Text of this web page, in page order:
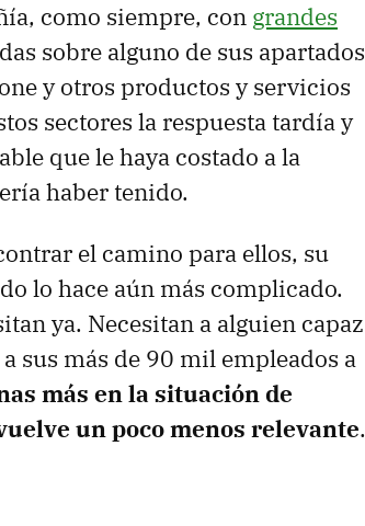
como siempre, con grandes
sobre alguno de sus apartados
y otros productos y servicios
sectores la respuesta tardía y
que le haya costado a la
haber tenido.
el camino para ellos, su
lo hace aún más complicado.
ya. Necesitan a alguien capaz
sus más de 90 mil empleados a
más en la situación de
un poco menos relevante.